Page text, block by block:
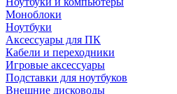
Моноблоки
Ноутбуки
Аксессуары для ПК
Кабели и переходники
Игровые аксессуары
Подставки для ноутбуков
Внешние дисководы